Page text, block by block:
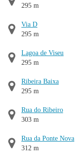
295 m
Via D
295 m
Lagoa de Viseu
295 m
Ribeira Baixa
295 m
Rua do Ribeiro
303 m
Rua da Ponte Nova
312 m